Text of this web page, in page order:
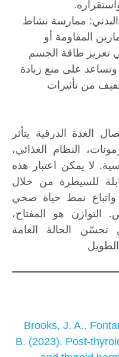
ممارسة نشاط
المقاومة أو
تعزيز طاقة الجسم
على منع زيادة
من تأثيرات
الغدة الدرقية يتأثر
النظام الغذائي،
لا يمكن اعتبار هذه
للسيطرة من خلال
واتباع نمط حياة صحي
هو المفتاح،
تحسّن الحالة العامة
Brooks, J. A.,
B. (2023). Post-